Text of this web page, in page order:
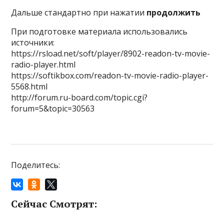
Дальше стандартно при нажатии продолжить
При подготовке материала использовались
источники:
https://rsload.net/soft/player/8902-readon-tv-movie-
radio-player.html
https://softikbox.com/readon-tv-movie-radio-player-
5568.html
http://forum.ru-board.com/topic.cgi?
forum=5&topic=30563
Поделитесь:
Сейчас Смотрят: